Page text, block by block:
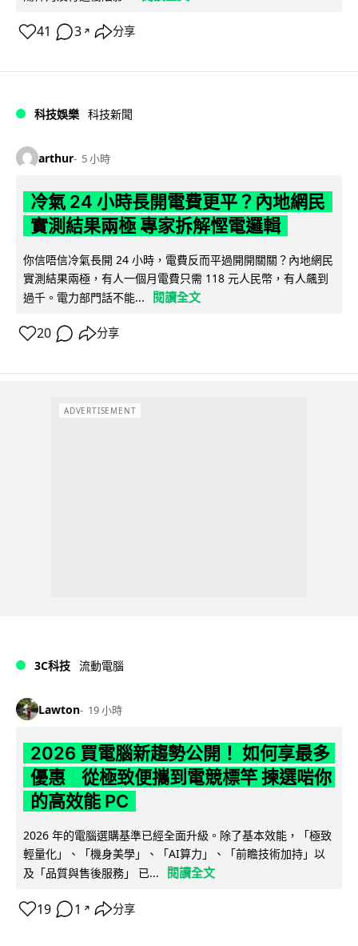
41 3 ↗ 分享
科技娛樂 科技新聞
arthur 5 小時
冷氣 24 小時長開電費更平？內地網民
實測結果兩極 專家拆解慳電邏輯
你信唔信冷氣長開 24 小時，電費反而平過開開關關？內地網民
實測結果兩極，有人一個月電費只需 118 元人民幣，有人飆到
過千。電力部門話不能...
閱讀全文
20 分享
ADVERTISEMENT
3C科技 流動電腦
Lawton 19 小時
2026 買電腦新趨勢公開！ 如何享最多
優惠 從極致便攜到電競標竿 揀選啱你
的高效能 PC
2026 年的電腦選購基準已經全面升級。除了基本效能，「極致
輕量化」、「機身美學」、「AI算力」、「前瞻技術加持」以
及「品質與售後服務」 已...
閱讀全文
19 1 ↗ 分享